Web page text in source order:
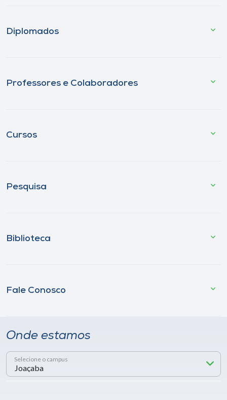
Diplomados
Professores e Colaboradores
Cursos
Pesquisa
Biblioteca
Fale Conosco
Onde estamos
Selecione o campus